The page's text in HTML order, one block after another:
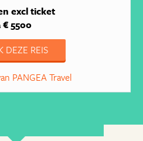
excl ticket
€ 5500
DEZE REIS
PANGEA Travel